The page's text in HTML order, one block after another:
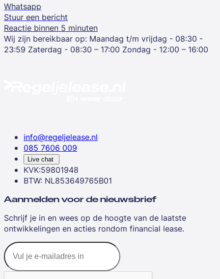
Whatsapp
Stuur een bericht
Reactie binnen 5 minuten
Wij zijn bereikbaar op: Maandag t/m vrijdag - 08:30 -
23:59 Zaterdag - 08:30 – 17:00 Zondag - 12:00 – 16:00
info@regeljelease.nl
085 7606 009
Live chat
KVK:59801948
BTW: NL853649765B01
Aanmelden voor de nieuwsbrief
Schrijf je in en wees op de hoogte van de laatste
ontwikkelingen en acties rondom financial lease.